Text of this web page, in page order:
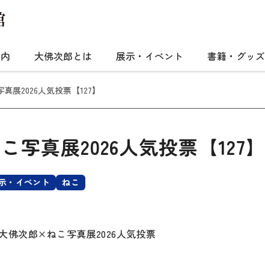
大佛次郎とは 展示・イベント 書籍・グッズ
展2026人気投票【127】
写真展2026人気投票【127】
・イベント ねこ
佛次郎×ねこ写真展2026人気投票